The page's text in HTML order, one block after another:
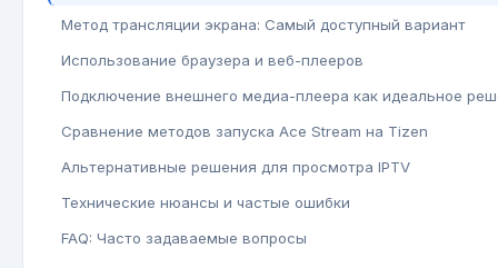
Метод трансляции экрана: Самый доступный вариант
Использование браузера и веб-плееров
Подключение внешнего медиа-плеера как идеальное
Сравнение методов запуска Ace Stream на Tizen
Альтернативные решения для просмотра IPTV
Технические нюансы и частые ошибки
FAQ: Часто задаваемые вопросы